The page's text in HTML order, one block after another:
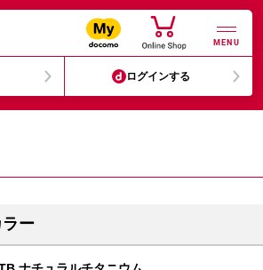
MENU
ログインする
ー